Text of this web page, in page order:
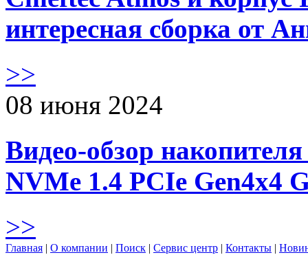
интересная сборка от
>>
08 июня 2024
Видео-обзор
NVMe 1.4 PCIe Gen4х4
>>
Главная | О компании | Поиск | Сервис центр | Контакты |